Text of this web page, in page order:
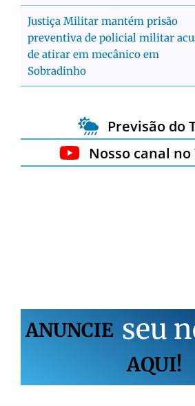
Justiça Militar mantém prisão
preventiva de policial militar
de atirar em mecânico em
Sobradinho
Previsão do
Nosso canal no
ANUNCIE seu n
AQUI!